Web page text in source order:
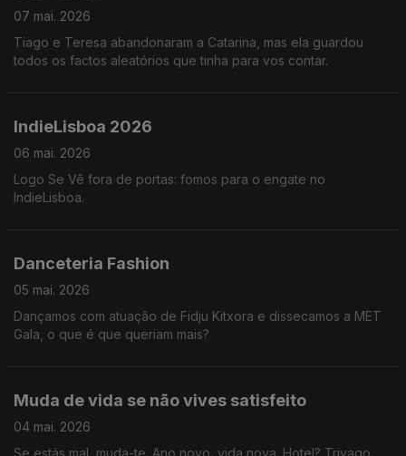
07 mai. 2026
Tiago e Teresa abandonaram a Catarina, mas ela guardou
todos os factos aleatórios que tinha para vos contar.
IndieLisboa 2026
06 mai. 2026
Logo Se Vê fora de portas: fomos para o engate no
IndieLisboa.
Danceteria Fashion
05 mai. 2026
Dançamos com atuação de Fidju Kitxora e dissecamos a MET
Gala, o que é que queriam mais?
Muda de vida se não vives satisfeito
04 mai. 2026
Se estás mal, muda-te. Ano novo, vida nova. Hotel? Trivago.